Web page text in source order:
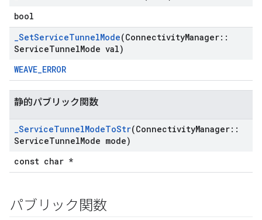
bool
_SetServiceTunnelMode(ConnectivityManager::
ServiceTunnelMode val)
WEAVE_ERROR
静的パブリック関数
_ServiceTunnelModeToStr(ConnectivityManager::
ServiceTunnelMode mode)
const char *
パブリック関数